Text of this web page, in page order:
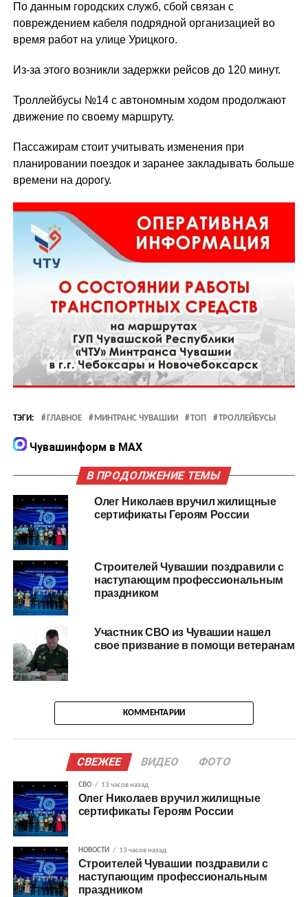
По данным городских служб, сбой связан с
повреждением кабеля подрядной организацией во
время работ на улице Урицкого.
Из-за этого возникли задержки рейсов до 120 минут.
Троллейбусы №14 с автономным ходом продолжают
движение по своему маршруту.
Пассажирам стоит учитывать изменения при
планировании поездок и заранее закладывать больше
времени на дорогу.
ТЭГИ: ГЛАВНОЕ МИНТРАНС ЧУВАШИИ ТОП ТРОЛЛЕЙБУСЫ
Чувашинформ в MAX
В ПРОДОЛЖЕНИЕ ТЕМЫ
Олег Николаев вручил жилищные
сертификаты Героям России
Строителей Чувашии поздравили с
наступающим профессиональным
праздником
Участник СВО из Чувашии нашел
свое призвание в помощи ветеранам
КОММЕНТАРИИ
СВЕЖЕЕ ВИДЕО ФОТО
СВО 13 часов назад
Олег Николаев вручил жилищные
сертификаты Героям России
НОВОСТИ 13 часов назад
Строителей Чувашии поздравили с
наступающим профессиональным
праздником